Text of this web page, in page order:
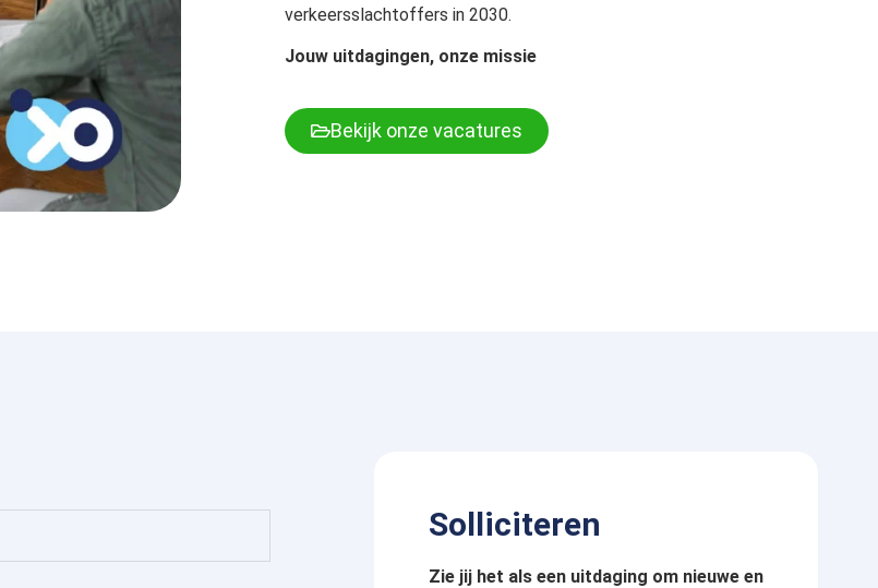
verkeersslachtoffers in 2030.
Jouw uitdagingen, onze missie
Bekijk onze vacatures
Solliciteren
Zie jij het als een uitdaging om nieuwe en